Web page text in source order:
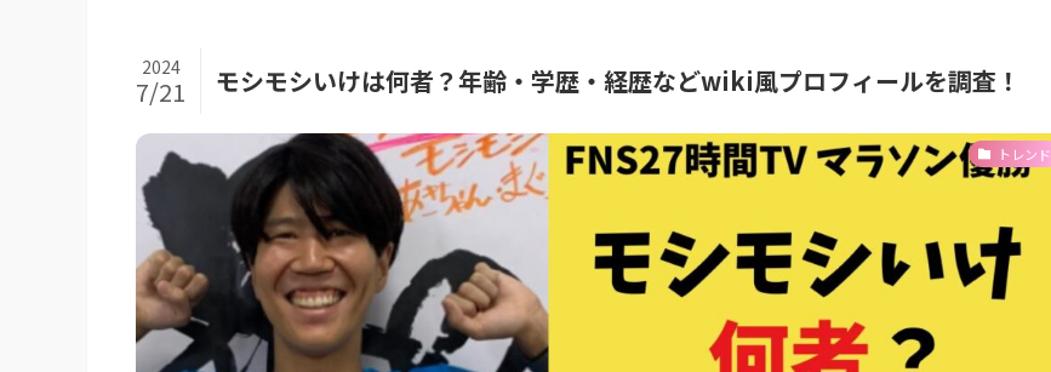
モシモシいけは何者？年齢・学歴・経歴などwiki風プロフィールを調査！
2024
7/21
トレンド